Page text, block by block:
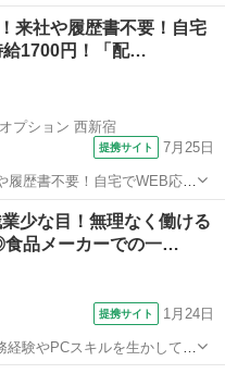
る窓口」20代～40代のスタ
来社や履歴書不要！自宅
1700円！「配…
プション 西新宿
提携サイト 7月25日
履歴書不要！自宅でWEB応
代～40代のスタッフさん中
業少な目！無理なく働ける
品メーカーでの一…
提携サイト 1月24日
コツ作業が得意な方、大歓迎